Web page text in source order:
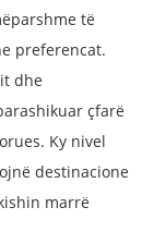
të
preferencat.
dhe
çfarë
Ky nivel
destinacione
marrë